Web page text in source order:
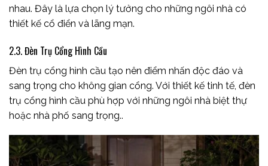
nhau. Đây là lựa chọn lý tưởng cho những ngôi nhà có
thiết kế cổ điển và lãng mạn.
2.3. Đèn Trụ Cổng Hình Cầu
Đèn trụ cổng hình cầu tạo nên điểm nhấn độc đáo và
sang trọng cho không gian cổng. Với thiết kế tinh tế, đèn
trụ cổng hình cầu phù hợp với những ngôi nhà biệt thự
hoặc nhà phố sang trọng..